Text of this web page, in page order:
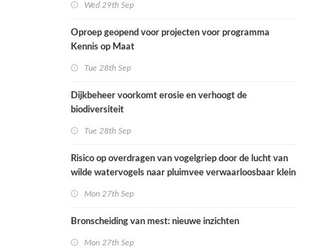
Wed 29th Sep
Oproep geopend voor projecten voor programma
Kennis op Maat
Tue 28th Sep
Dijkbeheer voorkomt erosie en verhoogt de
biodiversiteit
Tue 28th Sep
Risico op overdragen van vogelgriep door de lucht van
wilde watervogels naar pluimvee verwaarloosbaar klein
Mon 27th Sep
Bronscheiding van mest: nieuwe inzichten
Mon 27th Sep